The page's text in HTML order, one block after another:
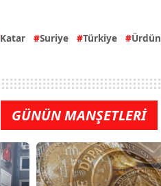
Katar Suriye Türkiye Ürdün
GÜNÜN MANŞETLERİ